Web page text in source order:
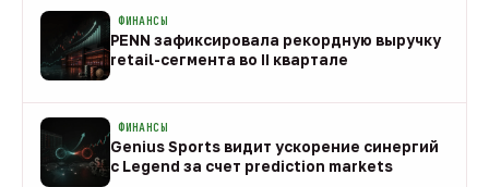
ФИНАНСЫ
PENN зафиксировала рекордную выручку
retail-сегмента во II квартале
ФИНАНСЫ
Genius Sports видит ускорение синергий
с Legend за счет prediction markets